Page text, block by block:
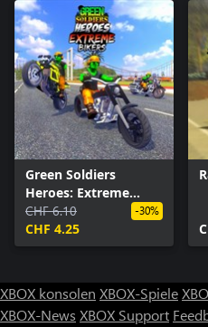
Green Soldiers
Heroes: Extreme
Bikers
CHF 6.10
CHF 4.25
-30%
XBOX konsolen XBOX-Spiele
XBOX-News XBOX Support